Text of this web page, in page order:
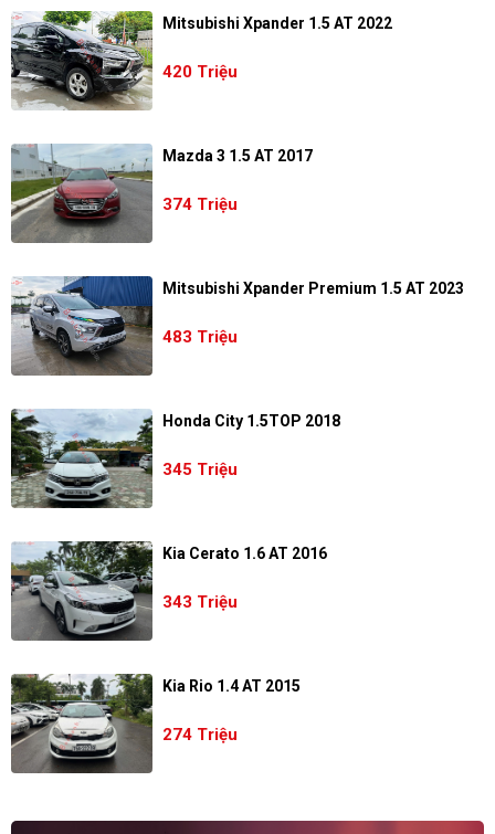
Mitsubishi Xpander 1.5 AT 2022
420 Triệu
Mazda 3 1.5 AT 2017
374 Triệu
Mitsubishi Xpander Premium 1.5 AT 2023
483 Triệu
Honda City 1.5TOP 2018
345 Triệu
Kia Cerato 1.6 AT 2016
343 Triệu
Kia Rio 1.4 AT 2015
274 Triệu